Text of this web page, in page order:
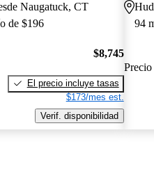
Naugatuck, CT
de $196
$8,745
El precio incluye tasas
$173/mes est.
Verif. disponibilidad
94